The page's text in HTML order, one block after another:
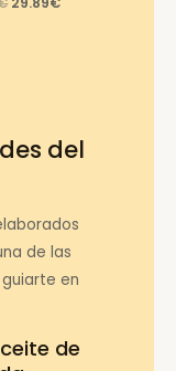
del
de las
en
de